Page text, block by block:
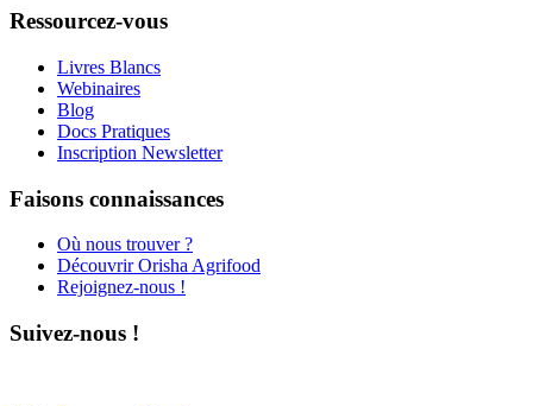
Ressourcez-vous
Livres Blancs
Webinaires
Blog
Docs Pratiques
Inscription Newsletter
Faisons connaissances
Où nous trouver ?
Découvrir Orisha Agrifood
Rejoignez-nous !
Suivez-nous !